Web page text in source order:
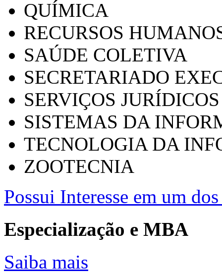
QUÍMICA
RECURSOS
SAÚDE COLETIVA
SECRETARIADO
SERVIÇOS
SISTEMAS DA
TECNOLOGIA DA
ZOOTECNIA
Possui Interesse em um
Especialização e MBA
Saiba mais